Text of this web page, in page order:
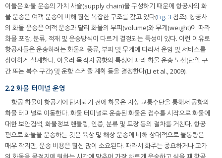
이들은 화물 운송의 가치 사슬(supply chain)을 구성하기 때문에 항공사의 화
물 운송은 여객 운송에 비해 훨씬 복잡한 구조를 갖고 있다(Fig. 3 참조). 항공사
의 화물 운송은 여객 운송과 달리 화물의 부피(volume)와 무게(weight)에 따라
화물 포장, 분류, 적재 및 운송방식이 다르게 결정되는 특성이 있다. 이런 이유로
항공사들은 운송하려는 화물의 종류, 부피 및 무게에 따라서 운임 및 서비스를
상이하게 설계한다. 아울러 목적지 공항의 특성에 따라 화물 운송 노선(단일 구
간 또는 복수 구간) 및 운항 스케쥴 계획 등을 결정한다(Li et al., 2009).
2.2 화물 터미널 운영
항공 화물이 항공기에 탑재되기 전에 화물은 지상 교통수단을 통해서 공항의
화물 터미널로 이동한다. 화물 터미널로 운송된 화물은 접수를 시작으로 화물에
대한 보안검색, 화물정보 핸들링, 인증, 분류 및 포장 등의 절차를 거친다. 항공
편으로 화물을 운송하는 것은 육상 및 해상 운송에 비해 상대적으로 물동량은
매우 작지만, 운송 비용은 훨씬 많이 소요된다. 따라서 화주는 중요하거나 고가